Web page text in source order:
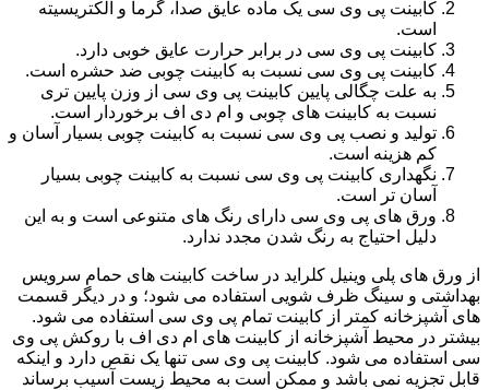
کابینت پی وی سی یک ماده عایق صدا، گرما و الکتریسیته
است.
کابینت پی وی سی در برابر حرارت عایق خوبی دارد.
کابینت پی وی سی نسبت به کابینت چوبی ضد حشره است.
به علت چگالی پایین کابینت پی وی سی از وزن پایین تری
نسبت به کابینت های چوبی و ام دی اف برخوردار است.
تولید و نصب پی وی سی نسبت به کابینت چوبی بسیار آسان و
کم هزینه است.
نگهداری کابینت پی وی سی نسبت به کابینت چوبی بسیار
آسان تر است.
ورق های پی وی سی دارای رنگ های متنوعی است و به این
دلیل احتیاج به رنگ شدن مجدد ندارد.
از ورق های پلی وینیل کلراید در ساخت کابینت های حمام سرویس
بهداشتی و سینگ ظرف شویی استفاده می شود؛ و در دیگر قسمت
های آشپزخانه کمتر از کابینت تمام پی وی سی استفاده می شود.
بیشتر در محیط آشپزخانه از کابینت های ام دی اف با روکش پی وی
سی استفاده می شود. کابینت پی وی سی تنها یک نقص دارد و اینکه
قابل تجزیه نمی باشد و ممکن است به محیط زیست آسیب برساند